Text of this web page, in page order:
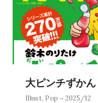
大ピンチずかん
Illust, Pop 2025/12